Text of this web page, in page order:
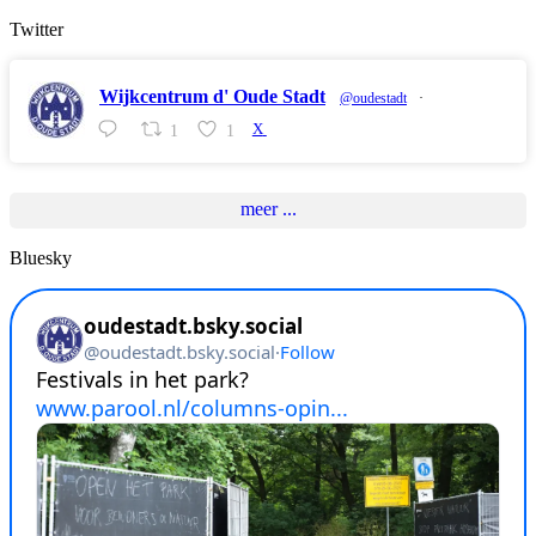
Twitter
Wijkcentrum d' Oude Stadt @oudestadt ·
1 1 X
meer ...
Bluesky